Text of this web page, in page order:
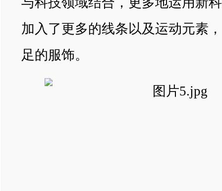
加入了更多的线条以及运动元素
足的服饰。